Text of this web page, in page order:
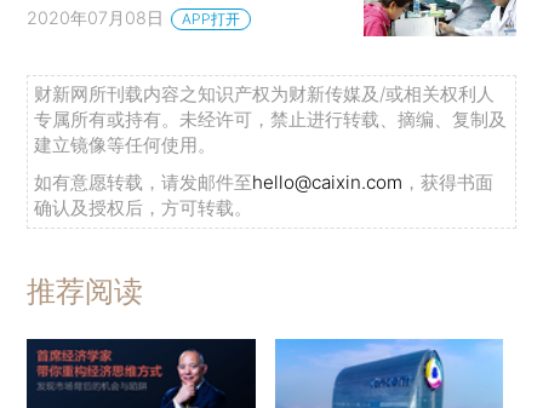
2020年07月08日 APP打开
财新网所刊载内容之知识产权为财新传媒及/或相关权利人
专属所有或持有。未经许可，禁止进行转载、摘编、复制及
建立镜像等任何使用。
如有意愿转载，请发邮件至hello@caixin.com ，获得书面
确认及授权后，方可转载。
推荐阅读